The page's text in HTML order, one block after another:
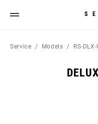
Service Models RS-